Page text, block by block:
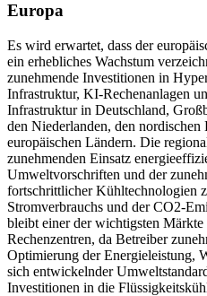
Europa
Es wird erwartet, dass der
ein erhebliches Wachstum
zunehmende Investitionen in
Infrastruktur, KI-Rechenanlagen
Infrastruktur in Deutschland,
den Niederlanden, den nordischen
europäischen Ländern. Die
zunehmenden Einsatz
Umweltvorschriften und der
fortschrittlicher Kühltechnologien
Stromverbrauchs und der CO2-
bleibt einer der wichtigsten
Rechenzentren, da Betreiber
Optimierung der Energieleistung,
sich entwickelnder
Investitionen in die